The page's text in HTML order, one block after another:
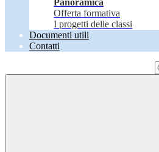
Panoramica
Offerta formativa
I progetti delle classi
Documenti utili
Contatti